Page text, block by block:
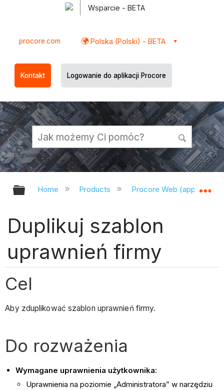
Wsparcie - BETA
procore.com Polska (Polski) - BETA
Kontakt Logowanie do aplikacji Procore
Expand/collapse global hierarchy
Home Products Procore Web
Duplikuj szablon
uprawnień firmy
Cel
Aby zduplikować szablon uprawnień firmy.
Do rozważenia
Wymagane uprawnienia użytkownika:
Uprawnienia na poziomie „Administratora” w narzędziu